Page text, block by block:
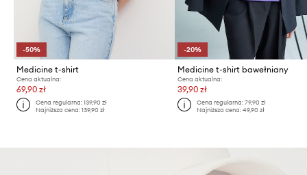
-50%
Medicine t-shirt
Cena aktualna:
69,90 zł
Cena regularna:139,90 zł
Najniższa cena:139,90 zł
-20%
Medicine t-shirt bawełniany
Cena aktualna:
39,90 zł
Cena regularna: 79,90 zł
Najniższa cena: 49,90 zł